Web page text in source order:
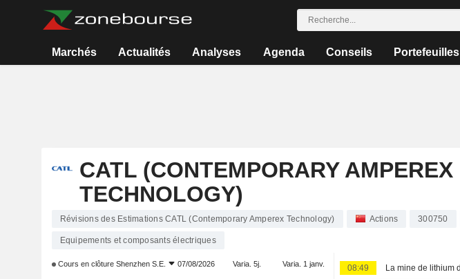
Marchés Actualités Analyses Agenda Conseils Portefeuilles
CATL (CONTEMPORARY AMPEREX
TECHNOLOGY)
Révisions des Estimations CATL (Contemporary Amperex Technology) Actions 300750
Equipements et composants électriques
Cours en clôture Shenzhen S.E. 07/08/2026 Varia. 5j. Varia. 1 janv. 08:49